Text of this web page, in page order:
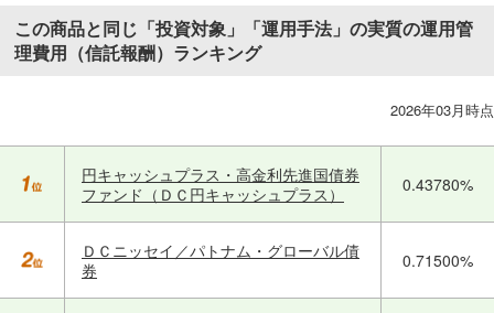
この商品と同じ「投資対象」「運用手法」の実質の運用管
理費用（信託報酬）ランキング
2026年03月時点
円キャッシュプラス・高金利先進国債券
ファンド（ＤＣ円キャッシュプラス）
0.43780%
ＤＣニッセイ／パトナム・グローバル債
券
0.71500%